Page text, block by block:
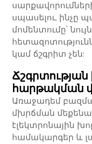
սպասելու, ինչը
մոմենտումը՝
կամ ճշգրիտ չեն:
Ճշգրտության
հարթակման
Առաջադեմ
մխրճման
էլեկտրոնային
համակարգեր և